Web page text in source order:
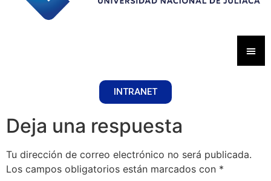
INTRANET
Deja una respuesta
Tu dirección de correo electrónico no será publicada.
Los campos obligatorios están marcados con *